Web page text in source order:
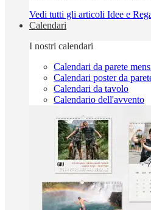
Vedi tutti gli articoli Idee e
Calendari
I nostri calendari
Calendari da parete
Calendari poster da
Calendari da tavolo
Calendario dell'avvento